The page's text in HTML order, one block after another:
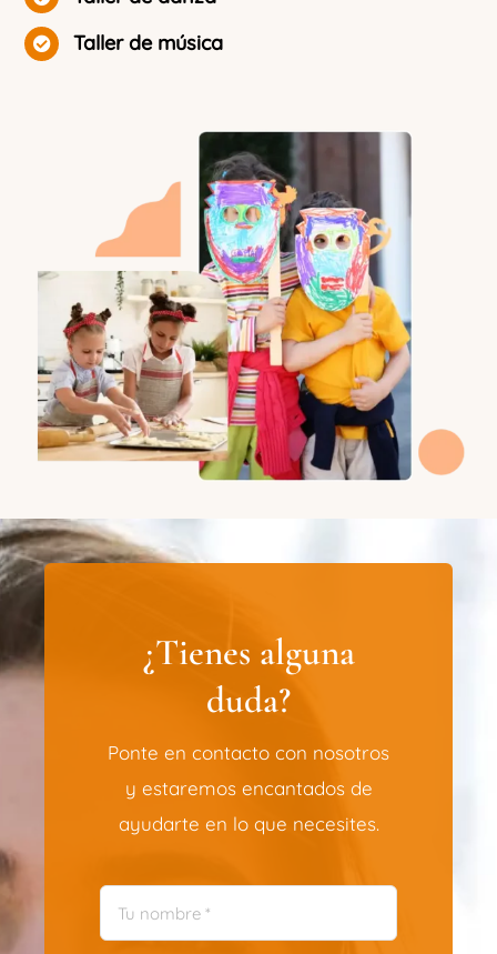
Taller de música
¿Tienes alguna
duda?
Ponte en contacto con nosotros
y estaremos encantados de
ayudarte en lo que necesites.